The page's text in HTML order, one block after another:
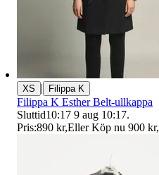
XS | Filippa K
Filippa K Esther Belt-ullkappa
Sluttid10:17 9 aug 10:17.
Pris:890 kr,Eller Köp nu 900 kr,